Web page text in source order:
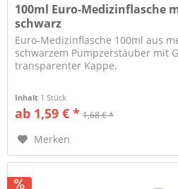
100ml Euro-Medizinflasche
schwarz
Euro-Medizinflasche 100ml aus
schwarzem Pumpzerstäuber mit
transparenter Kappe.
Inhalt 1 Stück
ab 1,59 € * 1,68 € *
Merken